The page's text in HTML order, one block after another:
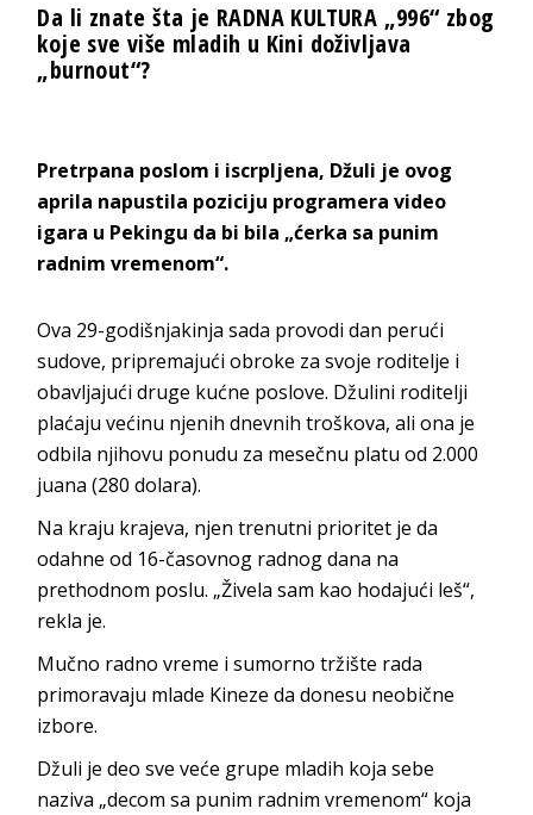
Da li znate šta je RADNA KULTURA „996“ zbog
koje sve više mladih u Kini doživljava
„burnout“?
Pretrpana poslom i iscrpljena, Džuli je ovog
aprila napustila poziciju programera video
igara u Pekingu da bi bila „ćerka sa punim
radnim vremenom“.
Ova 29-godišnjakinja sada provodi dan perući
sudove, pripremajući obroke za svoje roditelje i
obavljajući druge kućne poslove. Džulini roditelji
plaćaju većinu njenih dnevnih troškova, ali ona je
odbila njihovu ponudu za mesečnu platu od 2.000
juana (280 dolara).
Na kraju krajeva, njen trenutni prioritet je da
odahne od 16-časovnog radnog dana na
prethodnom poslu. „Živela sam kao hodajući leš“,
rekla je.
Mučno radno vreme i sumorno tržište rada
primoravaju mlade Kineze da donesu neobične
izbore.
Džuli je deo sve veće grupe mladih koja sebe
naziva „decom sa punim radnim vremenom“ koja